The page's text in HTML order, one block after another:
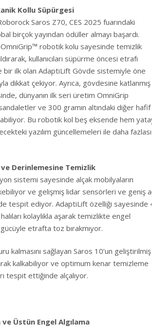
Kollu Süpürgesi
Saros Z70, CES 2025 fuarındaki
birçok yayından ödüller almayı başardı.
robotik kolu sayesinde temizlik
kullanıcıları süpürme öncesi etrafı
ilk olan AdaptiLift Gövde sistemiyle öne
dikkat çekiyor. Ayrıca, gövdesine katlanmış
dünyanın ilk seri üretim OmniGrip
ve 300 gramın altındaki diğer hafif
Bu robotik kol beş eksende hem
yazılım güncellemeleri ile daha fazlası
Derinlemesine Temizlik
sistemi sayesinde alçak mobilyaların
ve gelişmiş lidar sensörleri ve geniş
tespit ediyor. AdaptiLift özelliği sayesinde
kolaylıkla aşarak temizlikte engel
etrafta toz bırakmıyor.
kalmasını sağlayan Saros 10’un geliştirilmiş
kalkabiliyor ve optimum kenar temizleme
tespit ettiğinde alçalıyor.
Üstün Engel Algılama